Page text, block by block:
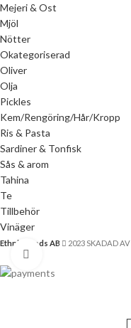
Mejeri & Ost
Mjöl
Nötter
Okategoriserad
Oliver
Olja
Pickles
Kem/Rengöring/Hår/Kropp
Ris & Pasta
Sardiner & Tonfisk
Sås & arom
Tahina
Te
Tillbehör
Vinäger
Ethnic Foods AB 2023 SKADAD AV